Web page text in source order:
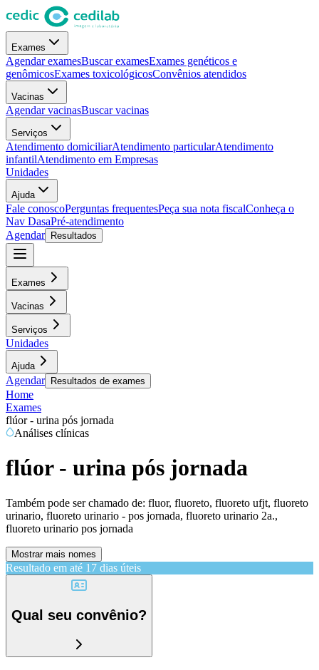
Exames
Agendar examesBuscar examesExames genéticos e
genômicosExames toxicológicosConvênios atendidos
Vacinas
Agendar vacinasBuscar vacinas
Serviços
Atendimento domiciliarAtendimento particularAtendimento
infantilAtendimento em Empresas
Unidades
Ajuda
Fale conoscoPerguntas frequentesPeça sua nota fiscalConheça o
Nav DasaPré-atendimento
Agendar
Resultados
Exames
Vacinas
Serviços
Unidades
Ajuda
Agendar Resultados de exames
Home
Exames
flúor - urina pós jornada
Análises clínicas
flúor - urina pós jornada
Também pode ser chamado de: fluor, fluoreto, fluoreto ufjt, fluoreto
urinario, fluoreto urinario - pos jornada, fluoreto urinario 2a.,
fluoreto urinario pos jornada
Mostrar mais nomes
Resultado em até 17 dias úteis
Qual seu convênio?